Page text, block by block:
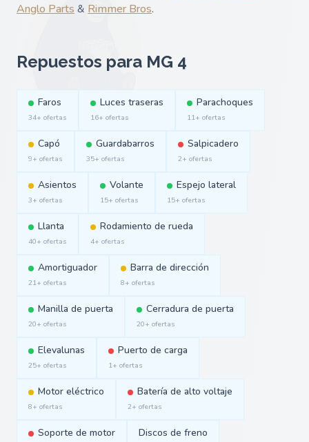
Anglo Parts & Rimmer Bros.
Repuestos para MG 4
Faros
34+ ofertas
Luces traseras
16+ ofertas
Parachoques
11+ ofertas
Capó
9+ ofertas
Guardabarros
35+ ofertas
Salpicadero
2+ ofertas
Asientos
3+ ofertas
Volante
15+ ofertas
Espejo lateral
15+ ofertas
Llanta
40+ ofertas
Rodamiento de rueda
4+ ofertas
Amortiguador
21+ ofertas
Barra de dirección
8+ ofertas
Manilla de puerta
20+ ofertas
Cerradura de puerta
20+ ofertas
Elevalunas
25+ ofertas
Puerto de carga
1+ ofertas
Motor eléctrico
8+ ofertas
Batería de alto voltaje
2+ ofertas
Soporte de motor Discos de freno